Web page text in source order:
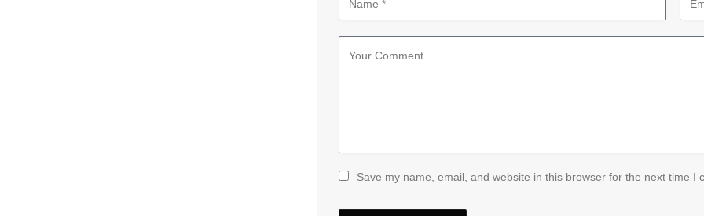
Save my name, email, and website in this browser for the next time I